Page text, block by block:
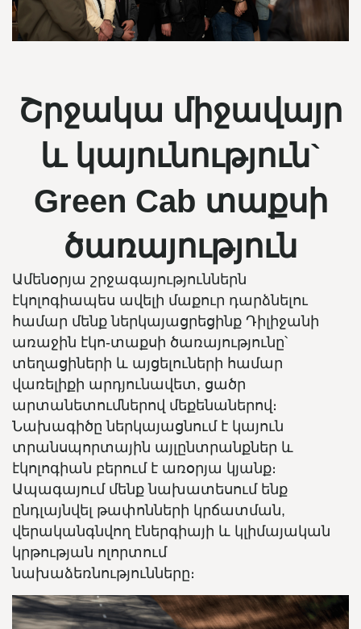
Շրջակա միջավայր
և կայունություն`
Green Cab տաքսի
ծառայություն
Ամենօրյա շրջագայություններն
էկոլոգիապես ավելի մաքուր դարձնելու
համար մենք ներկայացրեցինք Դիլիջանի
առաջին էկո-տաքսի ծառայությունը՝
տեղացիների և այցելուների համար
վառելիքի արդյունավետ, ցածր
արտանետումներով մեքենաներով։
Նախագիծը ներկայացնում է կայուն
տրանսպորտային այլընտրանքներ և
էկոլոգիան բերում է առօրյա կյանք։
Ապագայում մենք նախատեսում ենք
ընդլայնվել թափոնների կրճատման,
վերականգնվող էներգիայի և կլիմայական
կրթության ոլորտում
նախաձեռնությունները։